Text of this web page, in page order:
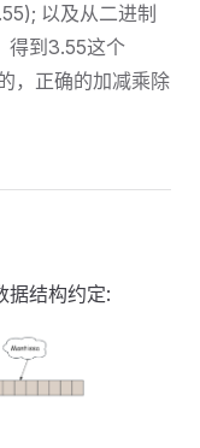
以及从二进制
得到3.55这个
，正确的加减乘除
据结构约定: